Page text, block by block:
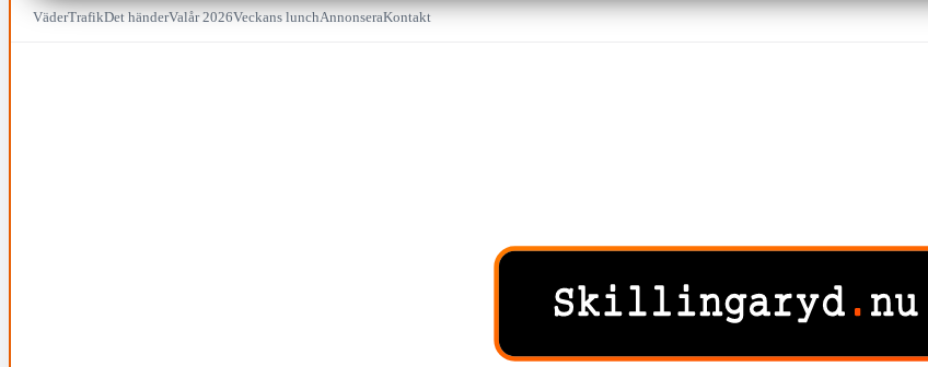
VäderTrafikDet händerValår 2026Veckans lunchAnnonseraKontakt